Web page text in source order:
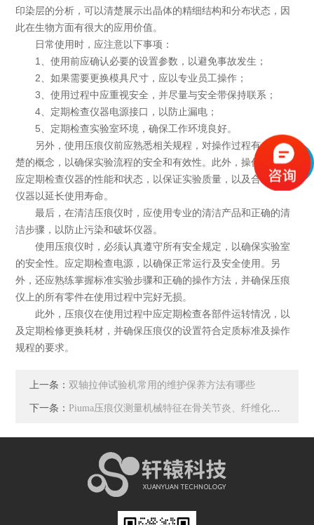
印染层的分析，可以清楚展示出晶体的精细结构和分布状态，因
此在生物方面有很大的应用价值。
日常使用时，应注意以下事项：
1、使用前应确认必要的设置参数，以避免事故发生；
2、如果需要更换模具尺寸，应以专业员工操作；
3、使用过程中应重视安全，并尽量与安全带保持联系；
4、定期检查仪器电源接口，以防止漏电；
5、定期检查实验室环境，确保工作环境良好。
另外，使用压痕仪前应熟悉相关规程，对操作过程有一个清
楚的概念，以确保实验流程的安全和有效性。此外，操作过程中
应定期检查仪器的性能和状态，以保证实验质量，以及合理使用
仪器以延长使用寿命。
最后，在清洁压痕仪时，应使用专业的清洁产品和正确的清
洁步骤，以防止污染和破坏仪器。
使用压痕仪时，必须认真遵守所有安全规定，以确保实验室
的安全性。应定期检查电源，以确保正常运行及安全使用。另
外，还应熟练掌握标准实验步骤和正确的操作方法，并确保压痕
仪上的所有零件在使用过程中完好无损。
此外，压痕仪在使用过程中应定期检查各部件运转情况，以
及定期检修更换耗材，并确保压痕仪的设置符合定质标准及操作
规程的要求。
上一条： 双轴拉伸试验机常用的维护保养方法有哪些
下一条： Piuma压痕仪测量机械特征在骨关节炎、纤维化和癌症的诊断中发挥作用。